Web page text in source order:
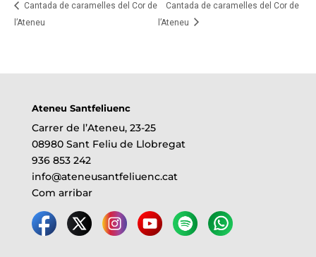
Cantada de caramelles del Cor de
l’Ateneu
Cantada de caramelles del Cor de
l’Ateneu
Ateneu Santfeliuenc
Carrer de l’Ateneu, 23-25
08980 Sant Feliu de Llobregat
936 853 242
info@ateneusantfeliuenc.cat
Com arribar